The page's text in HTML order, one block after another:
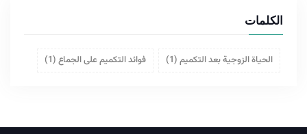
الكلمات
الحياة الزوجية بعد التكميم (1) فوائد التكميم على الجماع (1)